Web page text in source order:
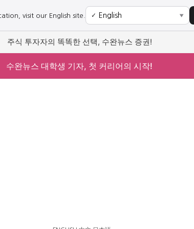
visit our English site. ✓ ▼
주식 투자자의 똑똑한 선택, 수완뉴스 증권!
수완뉴스 대학생 기자, 첫 커리어의 시작!